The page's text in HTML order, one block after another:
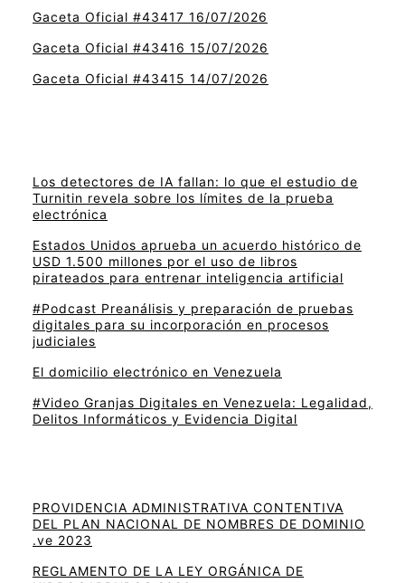
Gaceta Oficial #43417 16/07/2026
Gaceta Oficial #43416 15/07/2026
Gaceta Oficial #43415 14/07/2026
Los detectores de IA fallan: lo que el estudio de
Turnitin revela sobre los límites de la prueba
electrónica
Estados Unidos aprueba un acuerdo histórico de
USD 1.500 millones por el uso de libros
pirateados para entrenar inteligencia artificial
#Podcast Preanálisis y preparación de pruebas
digitales para su incorporación en procesos
judiciales
El domicilio electrónico en Venezuela
#Video Granjas Digitales en Venezuela: Legalidad,
Delitos Informáticos y Evidencia Digital
PROVIDENCIA ADMINISTRATIVA CONTENTIVA
DEL PLAN NACIONAL DE NOMBRES DE DOMINIO
.ve 2023
REGLAMENTO DE LA LEY ORGÁNICA DE